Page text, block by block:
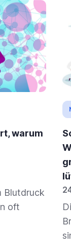
warum
Blutdruck
oft